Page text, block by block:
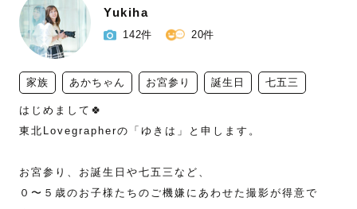
Yukiha
142件 20件
家族 あかちゃん お宮参り 誕生日 七五三
はじめまして🍀
東北Lovegrapherの「ゆきは」と申します。
お宮参り、お誕生日や七五三など、
０〜５歳のお子様たちのご機嫌にあわせた撮影が得意で